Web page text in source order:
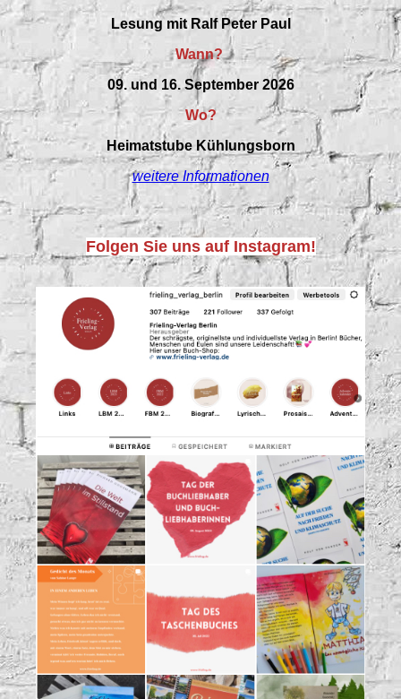
Lesung mit Ralf Peter Paul
Wann?
09. und 16. September 2026
Wo?
Heimatstube Kühlungsborn
weitere Informationen
Folgen Sie uns auf Instagram!